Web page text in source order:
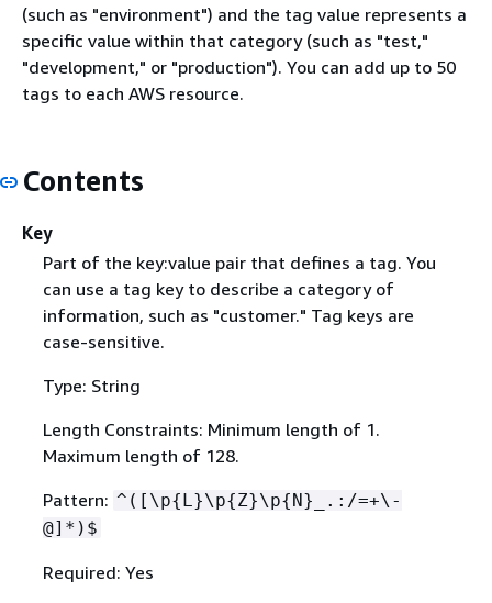
(such as "environment") and the tag value represents a
specific value within that category (such as "test,"
"development," or "production"). You can add up to 50
tags to each AWS resource.
Contents
Key
Part of the key:value pair that defines a tag. You
can use a tag key to describe a category of
information, such as "customer." Tag keys are
case-sensitive.
Type: String
Length Constraints: Minimum length of 1.
Maximum length of 128.
Pattern: ^([\p{L}\p{Z}\p{N}_.:/=+\-
@]*)$
Required: Yes